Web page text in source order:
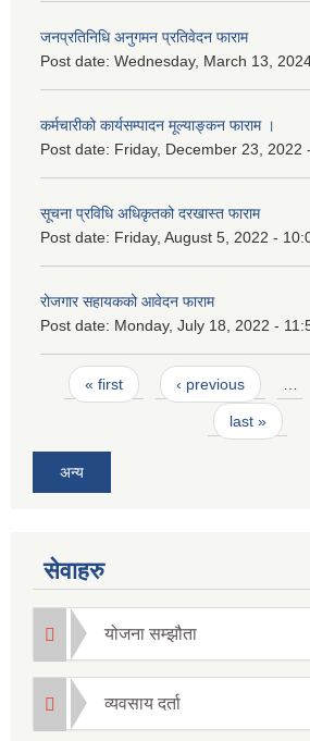
जनप्रतिनिधि अनुगमन प्रतिवेदन फाराम
Post date: Wednesday, March 13,
कर्मचारीको कार्यसम्पादन मूल्याङ्कन फाराम ।
Post date: Friday, December 23, 2022
सूचना प्रविधि अधिकृतको दरखास्त फाराम
Post date: Friday, August 5, 2022 -
रोजगार सहायकको आवेदन फाराम
Post date: Monday, July 18, 2022 -
Pages
« first ‹ previous …
last »
अन्य
सेवाहरु
योजना सम्झौता
व्यवसाय दर्ता